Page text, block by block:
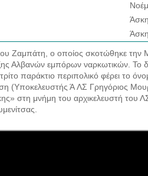
Ζαμπάτη, ο οποίος σκοτώθηκε
Αλβανών εμπόρων ναρκωτικών. Το
παράκτιο περιπολικό φέρει το
(Υποκελευστής Ά ΛΣ Γρηγόριος
στη μνήμη του αρχικελευστή